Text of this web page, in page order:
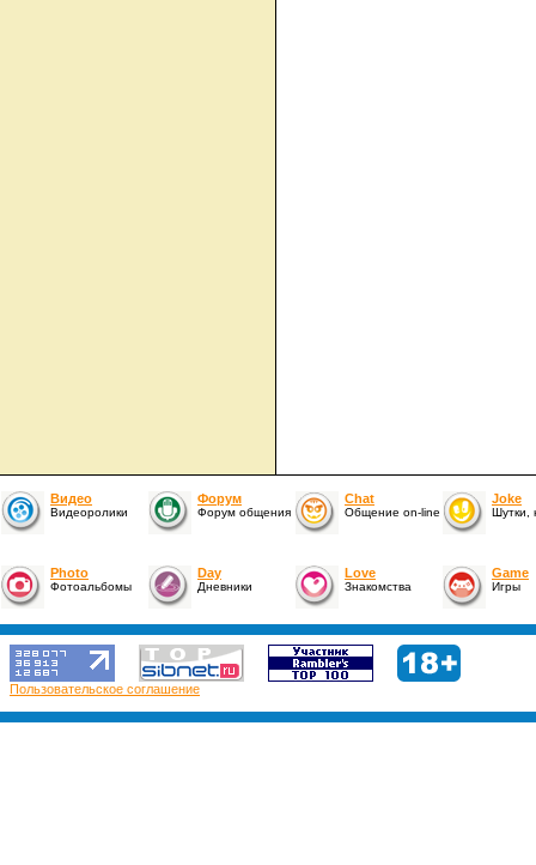
Видео
Видеоролики
Форум
Форум общения
Chat
Общение on-line
Joke
Шутки,
Photo
Фотоальбомы
Day
Дневники
Love
Знакомства
Game
Игры
Пользовательское соглашение